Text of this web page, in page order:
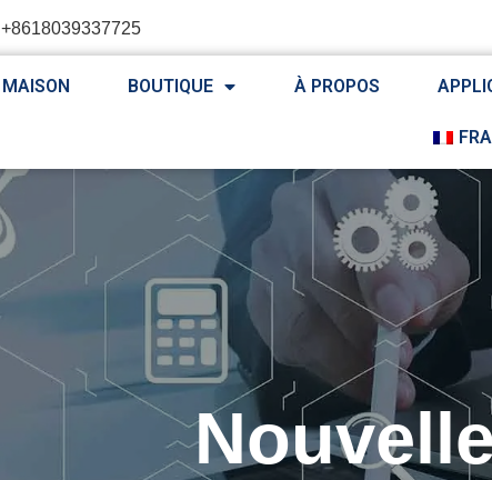
+8618039337725
MAISON BOUTIQUE À PROPOS